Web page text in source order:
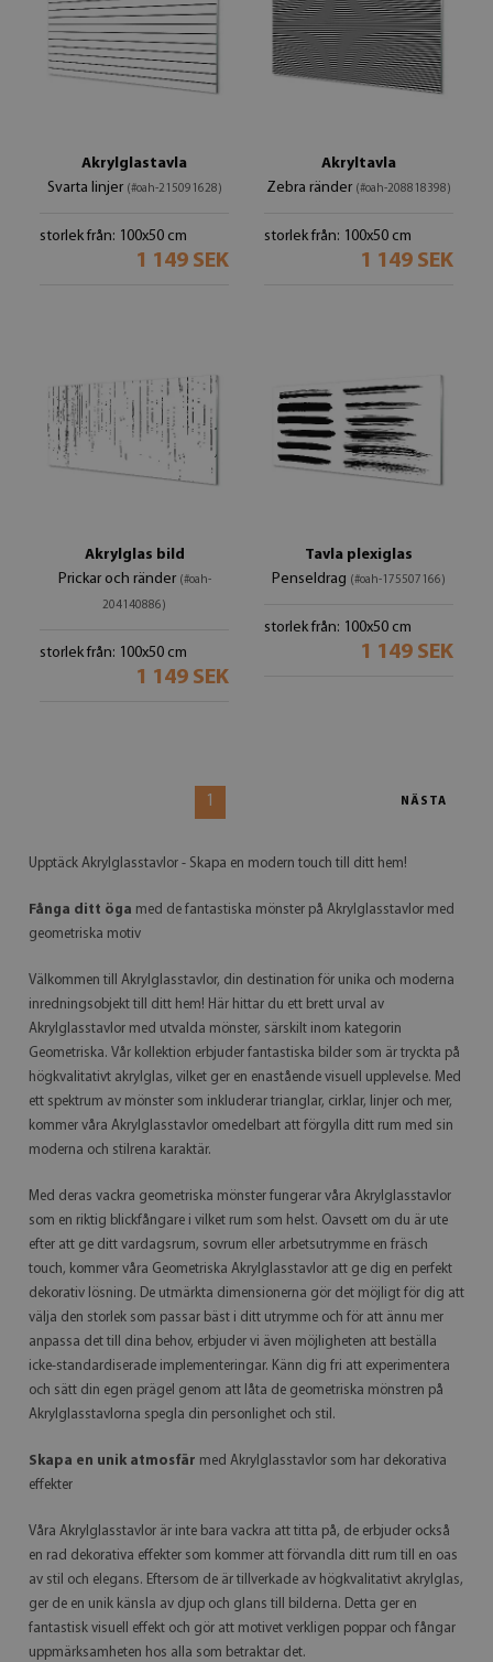
Akrylglastavla
Svarta linjer (#oah-215091628)
storlek från: 100x50 cm
1 149 SEK
Akryltavla
Zebra ränder (#oah-208818398)
storlek från: 100x50 cm
1 149 SEK
Akrylglas bild
Prickar och ränder (#oah-
204140886)
storlek från: 100x50 cm
1 149 SEK
Tavla plexiglas
Penseldrag (#oah-175507166)
storlek från: 100x50 cm
1 149 SEK
1 NÄSTA
Upptäck Akrylglasstavlor - Skapa en modern touch till ditt hem!
Fånga ditt öga med de fantastiska mönster på Akrylglasstavlor med
geometriska motiv
Välkommen till Akrylglasstavlor, din destination för unika och moderna
inredningsobjekt till ditt hem! Här hittar du ett brett urval av
Akrylglasstavlor med utvalda mönster, särskilt inom kategorin
Geometriska. Vår kollektion erbjuder fantastiska bilder som är tryckta på
högkvalitativt akrylglas, vilket ger en enastående visuell upplevelse. Med
ett spektrum av mönster som inkluderar trianglar, cirklar, linjer och mer,
kommer våra Akrylglasstavlor omedelbart att förgylla ditt rum med sin
moderna och stilrena karaktär.
Med deras vackra geometriska mönster fungerar våra Akrylglasstavlor
som en riktig blickfångare i vilket rum som helst. Oavsett om du är ute
efter att ge ditt vardagsrum, sovrum eller arbetsutrymme en fräsch
touch, kommer våra Geometriska Akrylglasstavlor att ge dig en perfekt
dekorativ lösning. De utmärkta dimensionerna gör det möjligt för dig att
välja den storlek som passar bäst i ditt utrymme och för att ännu mer
anpassa det till dina behov, erbjuder vi även möjligheten att beställa
icke-standardiserade implementeringar. Känn dig fri att experimentera
och sätt din egen prägel genom att låta de geometriska mönstren på
Akrylglasstavlorna spegla din personlighet och stil.
Skapa en unik atmosfär med Akrylglasstavlor som har dekorativa
effekter
Våra Akrylglasstavlor är inte bara vackra att titta på, de erbjuder också
en rad dekorativa effekter som kommer att förvandla ditt rum till en oas
av stil och elegans. Eftersom de är tillverkade av högkvalitativt akrylglas,
ger de en unik känsla av djup och glans till bilderna. Detta ger en
fantastisk visuell effekt och gör att motivet verkligen poppar och fångar
uppmärksamheten hos alla som betraktar det.